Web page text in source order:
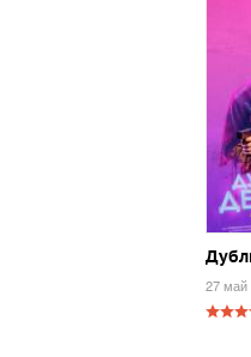
27 май